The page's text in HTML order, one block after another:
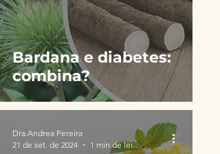
Bardana e diabetes:
combina?
Dra.Andrea Pereira
21 de set. de 2024
1 min de leitura